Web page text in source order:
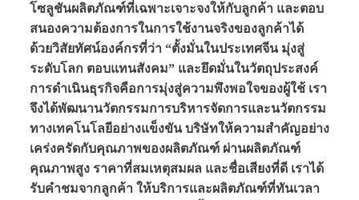
โซลูชันผลิตภัณฑ์ที่เฉพาะเจาะจงให้กับลูกค้า และตอบ
สนองความต้องการในการใช้งานจริงของลูกค้าได้
ด้วยวิสัยทัศน์องค์กรที่ว่า “ตั้งมั่นในประเทศจีน มุ่งสู่
ระดับโลก ตอบแทนสังคม” และยึดมั่นในวัตถุประสงค์
การดำเนินธุรกิจคือการมุ่งสู่ความพึงพอใจของผู้ใช้ เรา
จึงได้พัฒนานวัตกรรมการบริหารจัดการและนวัตกรรม
ทางเทคโนโลยีอย่างแข็งขัน บริษัทให้ความสำคัญอย่าง
เคร่งครัดกับคุณภาพของผลิตภัณฑ์ ผ่านผลิตภัณฑ์
คุณภาพสูง ราคาที่สมเหตุสมผล และชื่อเสียงที่ดี เราได้
รับคำชมจากลูกค้า ให้บริการและผลิตภัณฑ์ที่ทันเวลา